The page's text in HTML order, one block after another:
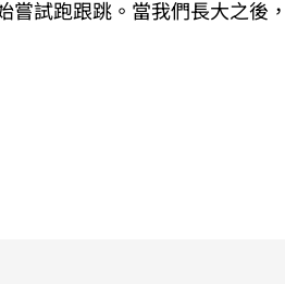
試跑跟跳。當我們長大之後